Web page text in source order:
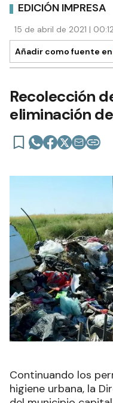
EDICIÓN IMPRESA
15 de abril de 2021 |
Añadir como fuente en
Recolección
eliminación
Continuando los
higiene urbana, la